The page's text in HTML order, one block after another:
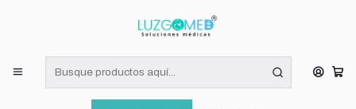
¡RECIBE HOY! COMPRAS DE LUNES A VIERNES HASTA LAS 16:00
Inicio
CUIDADO E HIGIENE INFANTIL
Pañales Merries Con Cierre Talla L 9-14 Kg x48 Unidades